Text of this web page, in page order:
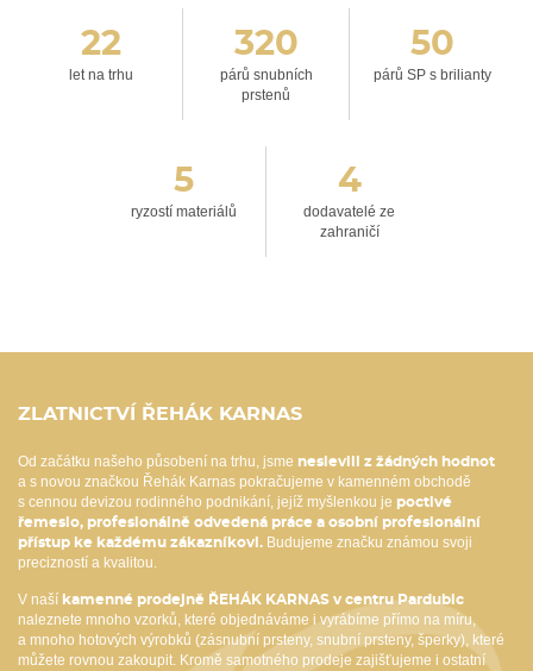
22
let na trhu
320
párů snubních
prstenů
50
párů SP s brilianty
5
ryzostí materiálů
4
dodavatelé ze
zahraničí
ZLATNICTVÍ ŘEHÁK KARNAS
Od začátku našeho působení na trhu, jsme neslevili z žádných hodnot
a s novou značkou Řehák Karnas pokračujeme v kamenném obchodě
s cennou devizou rodinného podnikání, jejíž myšlenkou je poctivé
řemeslo, profesionálně odvedená práce a osobní profesionální
přístup ke každému zákazníkovi. Budujeme značku známou svoji
precizností a kvalitou.
V naší kamenné prodejně ŘEHÁK KARNAS v centru Pardubic
naleznete mnoho vzorků, které objednáváme i vyrábíme přímo na míru,
a mnoho hotových výrobků (zásnubní prsteny, snubní prsteny, šperky), které
můžete rovnou zakoupit. Kromě samotného prodeje zajišťujeme i ostatní